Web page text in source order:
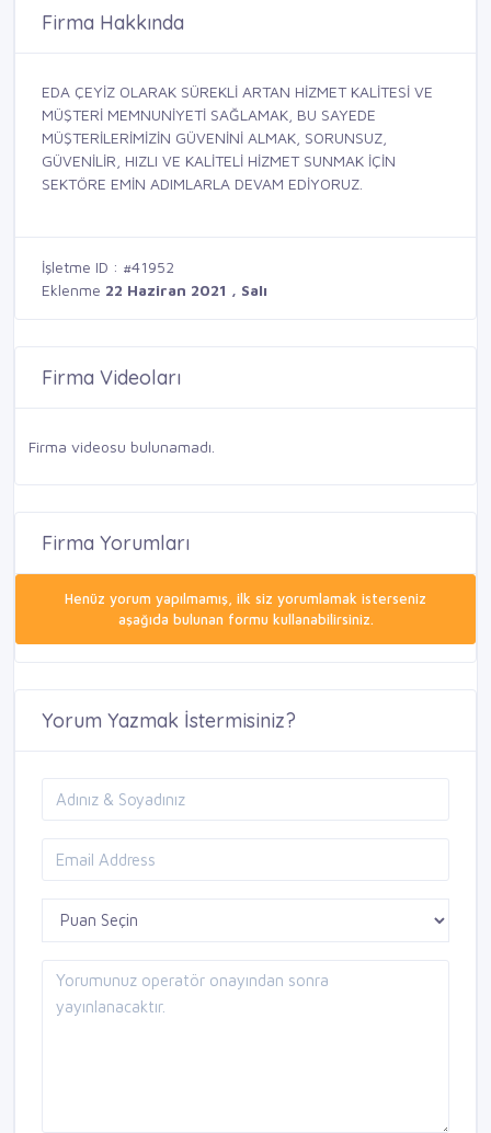
Firma Hakkında
EDA ÇEYİZ OLARAK SÜREKLİ ARTAN HİZMET KALİTESİ VE
MÜŞTERİ MEMNUNİYETİ SAĞLAMAK, BU SAYEDE
MÜŞTERİLERİMİZİN GÜVENİNİ ALMAK, SORUNSUZ,
GÜVENİLİR, HIZLI VE KALİTELİ HİZMET SUNMAK İÇİN
SEKTÖRE EMİN ADIMLARLA DEVAM EDİYORUZ.
İşletme ID : #41952
Eklenme 22 Haziran 2021 , Salı
Firma Videoları
Firma videosu bulunamadı.
Firma Yorumları
Henüz yorum yapılmamış, ilk siz yorumlamak isterseniz
aşağıda bulunan formu kullanabilirsiniz.
Yorum Yazmak İstermisiniz?